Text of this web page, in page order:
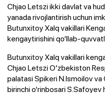
Chjao Letszi ikki davlat va
yanada rivojlantirish uchun
Butunxitoy Xalq vakillari
kengaytirishini qo‘llab-
Butunxitoy Xalq vakillari
Chjao Letszi O‘zbekiston
palatasi Spikeri N.Ismoilov
birinchi o‘rinbosari